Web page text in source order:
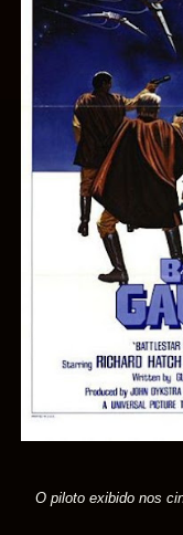
O piloto exibido nos